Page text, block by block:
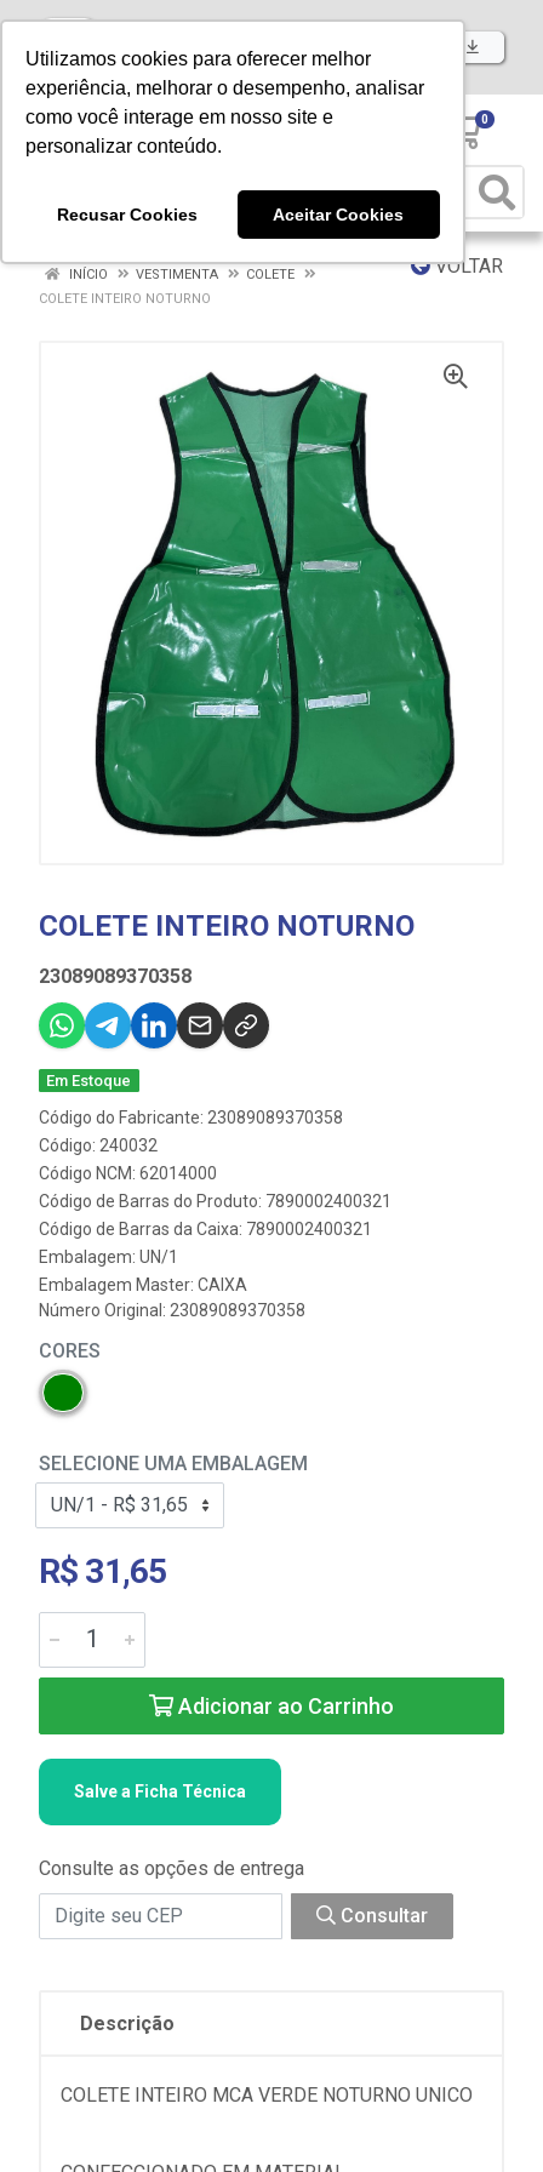
Utilizamos cookies para oferecer melhor
experiência, melhorar o desempenho, analisar
como você interage em nosso site e
personalizar conteúdo.
Recusar Cookies Aceitar Cookies
Baixe já nosso APP
0
VOLTAR
INÍCIO VESTIMENTA
COLETE
COLETE INTEIRO NOTURNO
COLETE INTEIRO NOTURNO
23089089370358
Em Estoque
Código do Fabricante: 23089089370358
Código: 240032
Código NCM: 62014000
Código de Barras do Produto: 7890002400321
Código de Barras da Caixa: 7890002400321
Embalagem: UN/1
Embalagem Master: CAIXA
Número Original: 23089089370358
CORES
SELECIONE UMA EMBALAGEM
R$ 31,65
Adicionar ao Carrinho
Salve a Ficha Técnica
Consulte as opções de entrega
Consultar
Descrição
COLETE INTEIRO MCA VERDE NOTURNO UNICO